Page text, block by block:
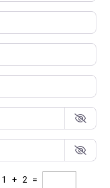
1 + 2 =